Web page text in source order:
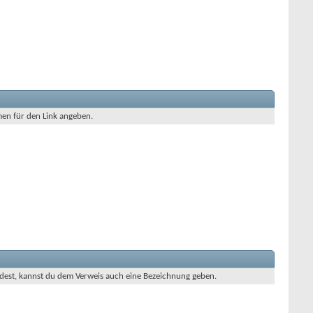
für den Link angeben.
kannst du dem Verweis auch eine Bezeichnung geben.